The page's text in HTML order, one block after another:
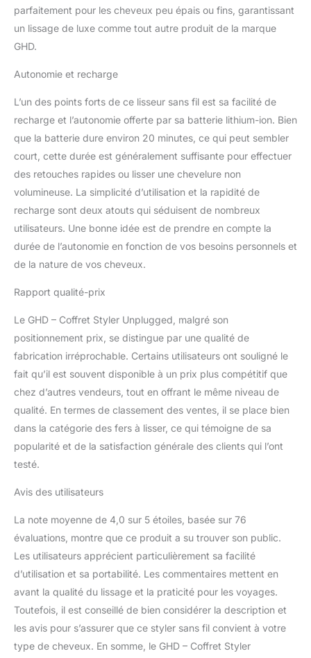
parfaitement pour les cheveux peu épais ou fins, garantissant
un lissage de luxe comme tout autre produit de la marque
GHD.
Autonomie et recharge
L’un des points forts de ce lisseur sans fil est sa facilité de
recharge et l’autonomie offerte par sa batterie lithium-ion. Bien
que la batterie dure environ 20 minutes, ce qui peut sembler
court, cette durée est généralement suffisante pour effectuer
des retouches rapides ou lisser une chevelure non
volumineuse. La simplicité d’utilisation et la rapidité de
recharge sont deux atouts qui séduisent de nombreux
utilisateurs. Une bonne idée est de prendre en compte la
durée de l’autonomie en fonction de vos besoins personnels et
de la nature de vos cheveux.
Rapport qualité-prix
Le GHD – Coffret Styler Unplugged, malgré son
positionnement prix, se distingue par une qualité de
fabrication irréprochable. Certains utilisateurs ont souligné le
fait qu’il est souvent disponible à un prix plus compétitif que
chez d’autres vendeurs, tout en offrant le même niveau de
qualité. En termes de classement des ventes, il se place bien
dans la catégorie des fers à lisser, ce qui témoigne de sa
popularité et de la satisfaction générale des clients qui l’ont
testé.
Avis des utilisateurs
La note moyenne de 4,0 sur 5 étoiles, basée sur 76
évaluations, montre que ce produit a su trouver son public.
Les utilisateurs apprécient particulièrement sa facilité
d’utilisation et sa portabilité. Les commentaires mettent en
avant la qualité du lissage et la praticité pour les voyages.
Toutefois, il est conseillé de bien considérer la description et
les avis pour s’assurer que ce styler sans fil convient à votre
type de cheveux. En somme, le GHD – Coffret Styler